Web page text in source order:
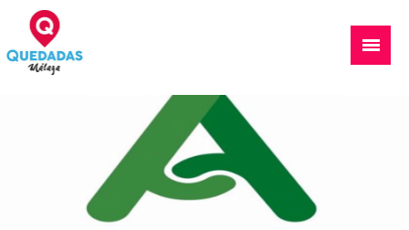
content
Quedadas, excursiones, eventos
Main
Menu